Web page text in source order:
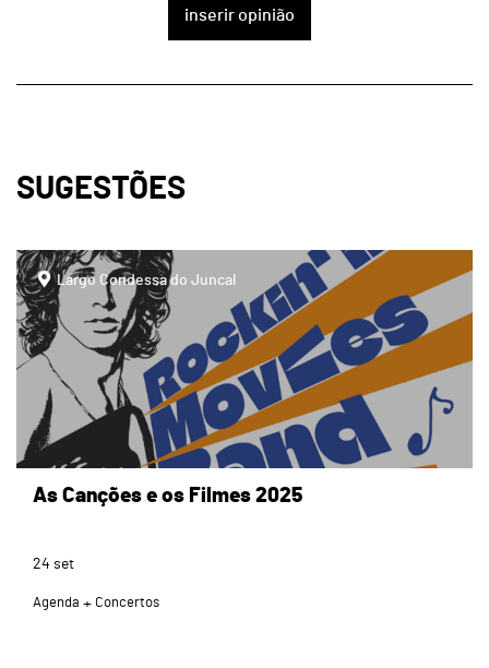
inserir opinião
SUGESTÕES
page
Largo Condessa do Juncal
As Canções e os Filmes 2025
24 set
Agenda Concertos